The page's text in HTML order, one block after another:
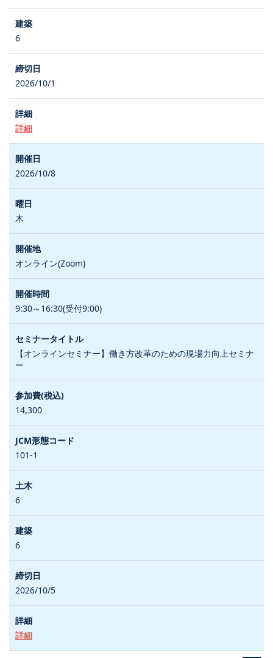
6
2026/10/1
詳細
2026/10/8
木
オンライン(Zoom)
9:30～16:30(受付9:00)
【オンラインセミナー】働き方改革のための現場力向上セミナ
ー
14,300
101-1
6
6
2026/10/5
詳細